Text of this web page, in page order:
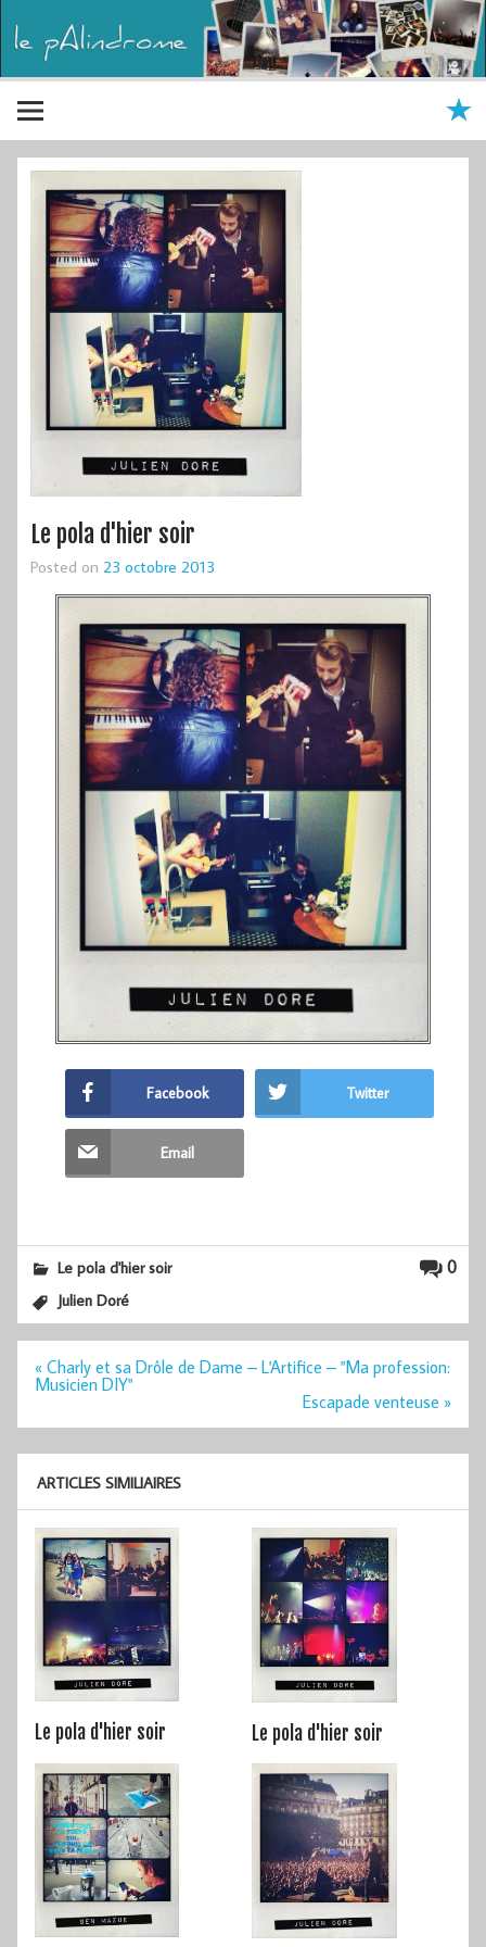
Le pola d'hier soir
Posted on 23 octobre 2013
Facebook Twitter
Email
0
Le pola d'hier soir
Julien Doré
Navigation
de
« Charly et sa Drôle de Dame – L'Artifice – "Ma profession:
Musicien DIY"
Escapade venteuse »
ARTICLES SIMILIAIRES
Le pola d'hier soir Le pola d'hier soir